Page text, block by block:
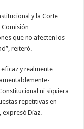
y la Corte
Comisión
que no afecten los
reiteró.
y realmente
ni siquiera
repetitivas en
expresó Díaz.